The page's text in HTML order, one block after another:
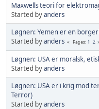
Maxwells teori for
Started byanders
Løgnen: Yemen er en
Started byanders Pages 1 2
Løgnen: USA er moralsk,
Started byanders
Løgnen: USA er i krig mod
Terror)
Started byanders